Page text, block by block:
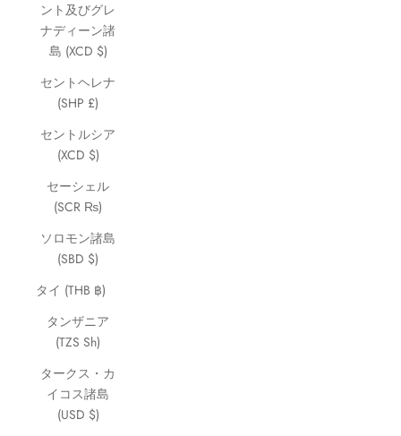
ント及びグレ
ナディーン諸
島 (XCD $)
セントヘレナ
(SHP £)
セントルシア
(XCD $)
セーシェル
(SCR ₨)
ソロモン諸島
(SBD $)
タイ (THB ฿)
タンザニア
(TZS Sh)
タークス・カ
イコス諸島
(USD $)